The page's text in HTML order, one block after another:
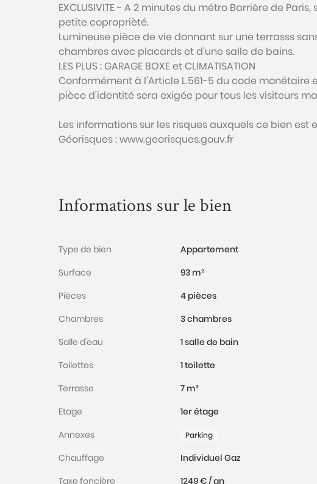
EXCLUSIVITE - A 2 minutes du métro Barrière de
petite coproprièté.
Lumineuse pièce de vie donnant sur une terrasss
chambres avec placards et d'une salle de bains.
LES PLUS : GARAGE BOXE et CLIMATISATION
Conformément à l'Article L.561-5 du code monétaire
pièce d'identité sera exigée pour tous les visiteurs
Les informations sur les risques auxquels ce bien est
Géorisques : www.georisques.gouv.fr
Informations sur le bien
Type de bien
Appartement
Surface
93 m²
Pièces
4 pièces
Chambres
3 chambres
Salle d'eau
1 salle de bain
Toilettes
1 toilette
Terrasse
7 m²
Etage
1er étage
Annexes
Parking
Chauffage
Individuel Gaz
Taxe foncière
1249 € / an